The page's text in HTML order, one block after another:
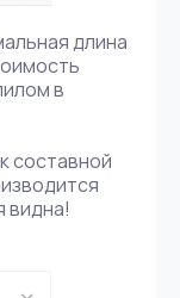
длина
в
составной
видна!